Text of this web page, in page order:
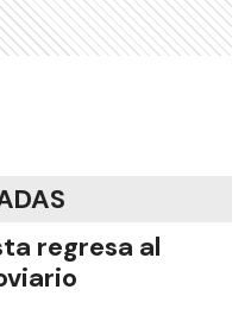
regresa al